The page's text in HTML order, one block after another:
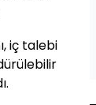
iç talebi